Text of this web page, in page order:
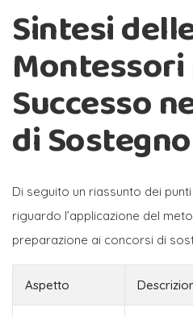
Sintesi
Successo
di
Di seguito un riassunto dei
riguardo l’applicazione del
preparazione ai concorsi di
Aspetto